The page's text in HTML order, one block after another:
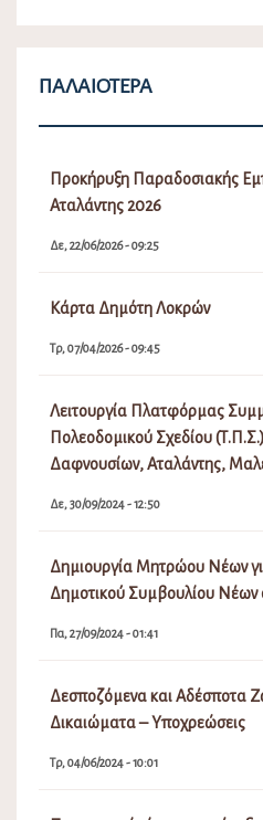
ΠΑΛΑΙΌΤΕΡΑ
Προκήρυξη Παραδοσιακής
Αταλάντης 2026
Δε, 22/06/2026 - 09:25
Κάρτα Δημότη Λοκρών
Τρ, 07/04/2026 - 09:45
Λειτουργία Πλατφόρμας
Πολεοδομικού Σχεδίου
Δαφνουσίων, Αταλάντης,
Δε, 30/09/2024 - 12:50
Δημιουργία Μητρώου Νέων
Δημοτικού Συμβουλίου
Πα, 27/09/2024 - 01:41
Δεσποζόμενα και Αδέσποτα
Δικαιώματα – Υποχρεώσεις
Τρ, 04/06/2024 - 10:01